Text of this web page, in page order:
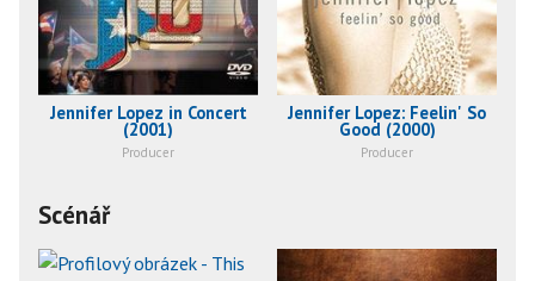
Jennifer Lopez in Concert
(2001)
Producer
Jennifer Lopez: Feelin' So
Good (2000)
Producer
Scénář